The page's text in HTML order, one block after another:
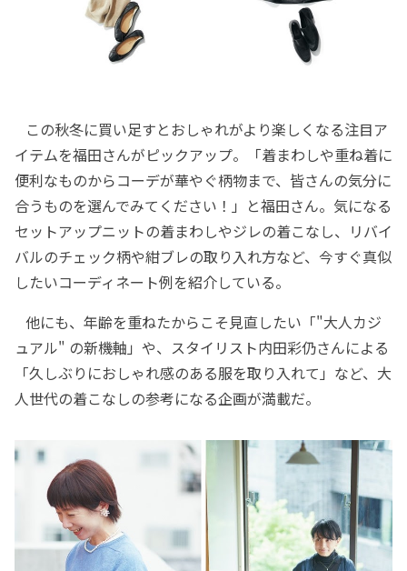
この秋冬に買い足すとおしゃれがより楽しくなる注目ア
イテムを福田さんがピックアップ。「着まわしや重ね着に
便利なものからコーデが華やぐ柄物まで、皆さんの気分に
合うものを選んでみてください！」と福田さん。気になる
セットアップニットの着まわしやジレの着こなし、リバイ
バルのチェック柄や紺ブレの取り入れ方など、今すぐ真似
したいコーディネート例を紹介している。
他にも、年齢を重ねたからこそ見直したい「"大人カジ
ュアル" の新機軸」や、スタイリスト内田彩仍さんによる
「久しぶりにおしゃれ感のある服を取り入れて」など、大
人世代の着こなしの参考になる企画が満載だ。